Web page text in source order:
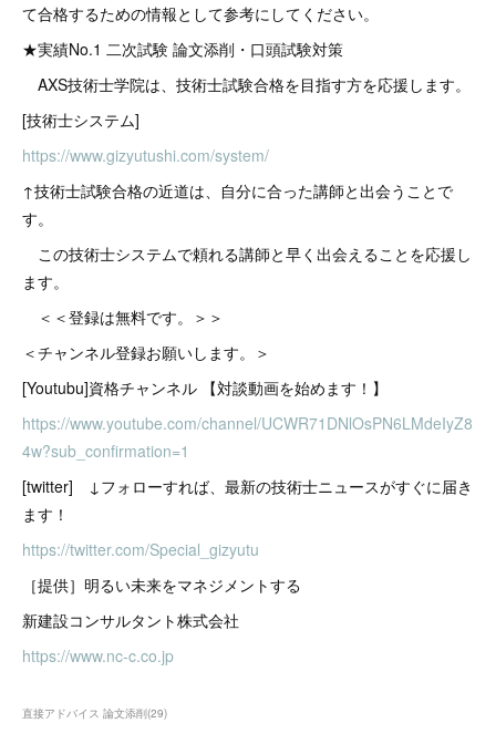
て合格するための情報として参考にしてください。
★実績No.1 二次試験 論文添削・口頭試験対策
AXS技術士学院は、技術士試験合格を目指す方を応援します。
[技術士システム]
https://www.gizyutushi.com/system/
↑技術士試験合格の近道は、自分に合った講師と出会うことで
す。
この技術士システムで頼れる講師と早く出会えることを応援し
ます。
＜＜登録は無料です。＞＞
＜チャンネル登録お願いします。＞
[Youtubu]資格チャンネル 【対談動画を始めます！】
https://www.youtube.com/channel/UCWR71DNlOsPN6LMdeIyZ8
4w?sub_confirmation=1
[twitter] ↓フォローすれば、最新の技術士ニュースがすぐに届き
ます！
https://twitter.com/Special_gizyutu
［提供］明るい未来をマネジメントする
新建設コンサルタント株式会社
https://www.nc-c.co.jp
直接アドバイス 論文添削(29)